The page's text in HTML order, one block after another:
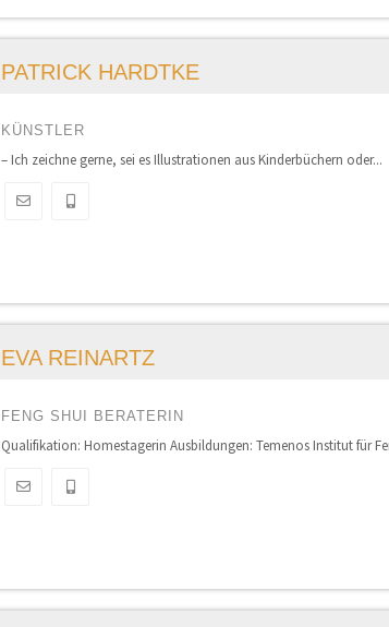
PATRICK HARDTKE
KÜNSTLER
– Ich zeichne gerne, sei es Illustrationen aus Kinderbüchern oder...
EVA REINARTZ
FENG SHUI BERATERIN
Qualifikation: Homestagerin Ausbildungen: Temenos Institut für